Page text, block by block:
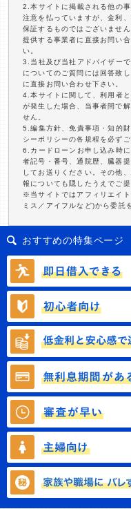
2.本サイトに掲載される他の
注意を払っていますが、金利
保証するものではございませ
提供する事業者に直接お問い
い。
3.当社及び当社アドバイザー
についてのご質問には回答致
に直接お問い合わせ下さい。
4.本サイトに関して、利用者
が発生した場合、当事者間で
せん。
5.編集方針、免責事項・知的
シーポリシーの各規程を必ず
6.カードローンお申し込み時
者記号・番号、通院歴、臓器
してお送りください。その他
報についても隠したうえでご提
※当サイトではアフィリエイ
ミス／アイフルなど)から委託
おすすめの特集ページ